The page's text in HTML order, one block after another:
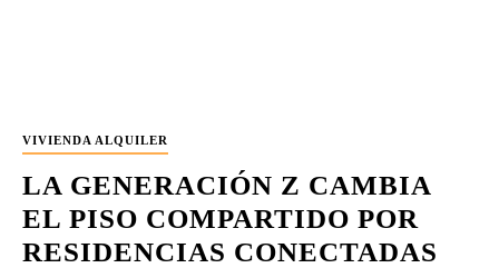
VIVIENDA ALQUILER
LA GENERACIÓN Z CAMBIA
EL PISO COMPARTIDO POR
RESIDENCIAS CONECTADAS